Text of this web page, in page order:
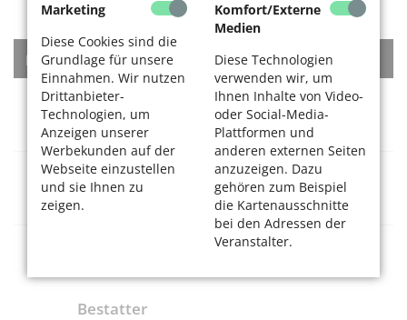
Marketing
Diese Cookies sind die
Grundlage für unsere
Einnahmen. Wir nutzen
Drittanbieter-
Technologien, um
Anzeigen unserer
Werbekunden auf der
Webseite einzustellen
und sie Ihnen zu
zeigen.
Komfort/Externe
Medien
Diese Technologien
verwenden wir, um
Ihnen Inhalte von Video-
oder Social-Media-
Plattformen und
anderen externen Seiten
anzuzeigen. Dazu
gehören zum Beispiel
die Kartenausschnitte
bei den Adressen der
Veranstalter.
KATEGORIEN
Rat + Tat
Gesundheitsversorgung
Bestatter